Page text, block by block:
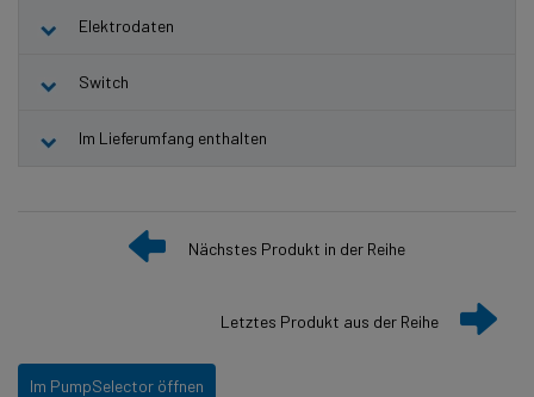
Elektrodaten
Switch
Im Lieferumfang enthalten
Nächstes Produkt in der Reihe
Letztes Produkt aus der Reihe
Im PumpSelector öffnen